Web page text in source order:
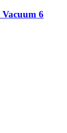
6